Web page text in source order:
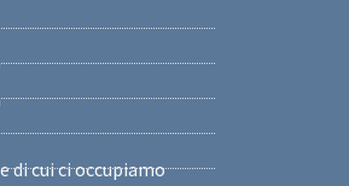
di cui ci occupiamo